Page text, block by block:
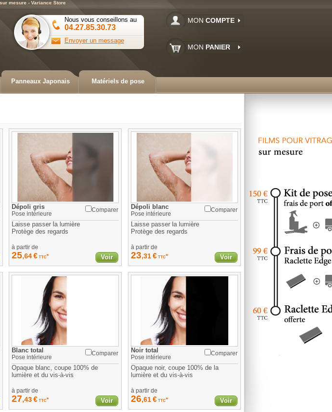
mesure - Variance Store
Nous vous conseillons au
04.27.85.30.73
Envoyer un message
MON COMPTE
MON PANIER
Panneaux Japonais Matériels de pose
Dépoli gris
Pose intérieure
Laisse passer la lumière
Protège des regards
Comparer
à partir de
25,64€ TTC* Voir
Dépoli blanc
Pose intérieure
Laisse passer la lumière
Protège des regards
Comparer
à partir de
23,31€ TTC* Voir
Blanc total
Pose intérieure
Opaque blanc, coupe 100% de
lumière et du vis-à-vis
Comparer
à partir de
27,43€ TTC* Voir
Noir total
Pose intérieure
Opaque noir, coupe 100% de la
lumière et du vis-à-vis
Comparer
à partir de
26,61€ TTC* Voir